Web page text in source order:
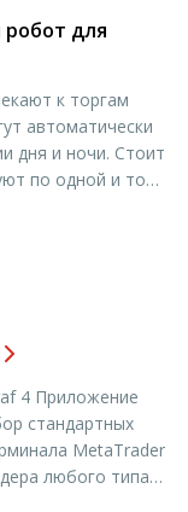
работают по
робот для
к торгам
автоматически
дня и ночи. Стоит
по одной и той
4 Приложение
стандартных
MetaTrader
любого типа с